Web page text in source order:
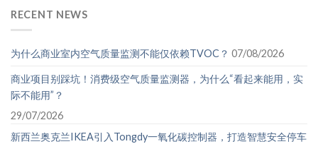
RECENT NEWS
为什么商业室内空气质量监测不能仅依赖TVOC？ 07/08/2026
商业项目别踩坑！消费级空气质量监测器，为什么“看起来能用，实
际不能用”？
29/07/2026
新西兰奥克兰IKEA引入Tongdy一氧化碳控制器，打造智慧安全停车